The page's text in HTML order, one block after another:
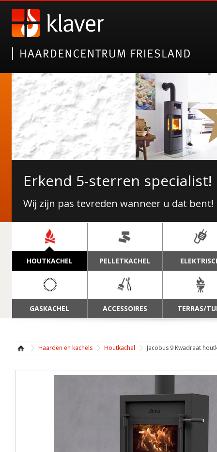
Nieuwe collectie
Janco de Jong!
Erkend 5-sterren specialist!
Wij zijn pas tevreden wanneer u dat bent!
NAVIGATIE
HOUTKACHEL PELLETKACHEL
GASKACHEL ACCESSOIRES TERRAS/
Haarden en kachels Houtkachel Jacobus 9 Kwadraat